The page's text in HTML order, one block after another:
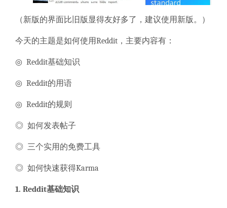
（新版的界面比旧版显得友好多了，建议使用新版。）
今天的主题是如何使用Reddit，主要内容有：
◎ Reddit基础知识
◎ Reddit的用语
◎ Reddit的规则
◎ 如何发表帖子
◎ 三个实用的免费工具
◎ 如何快速获得Karma
1. Reddit基础知识